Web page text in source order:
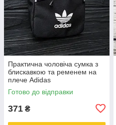
Практична чоловіча сумка з
блискавкою та ременем на
плече Adidas
Готово до відправки
371 ₴